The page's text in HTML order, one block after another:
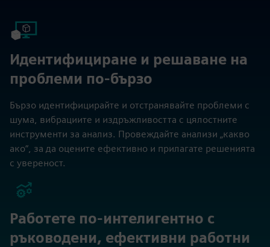
Идентифициране и решаване на
проблеми по-бързо
Бързо идентифицирайте и отстранявайте проблеми с
шума, вибрациите и издръжливостта с цялостните
инструменти за анализ. Провеждайте анализи „какво
ако“, за да оцените ефективно и прилагате решенията
с увереност.
Работете по-интелигентно с
ръководени, ефективни работни